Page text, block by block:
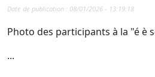
Date de publication : 08/01/2026 - 13:19:18
Photo des participants à la "é è
...